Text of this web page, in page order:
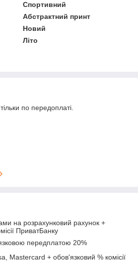
Спортивний
Абстрактний принт
Новий
Літо
по передоплаті.
на розрахунковий рахунок +
ПриватБанку
передплатою 20%
Mastercard + обов'язковий % комісії